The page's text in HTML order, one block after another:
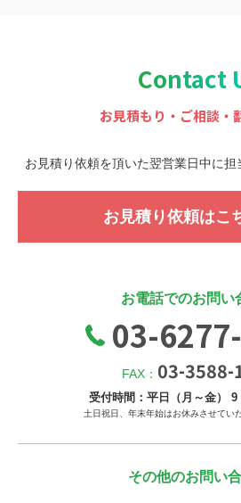
Contact
お見積もり・ご相談・
お見積り依頼を頂いた翌営業日中に担
お見積り依頼はこ
お電話でのお問い
03-
FAX： 03-3588-
受付時間：平日（月～金） 9
土日祝日、年末年始はお休みさせてい
その他のお問い